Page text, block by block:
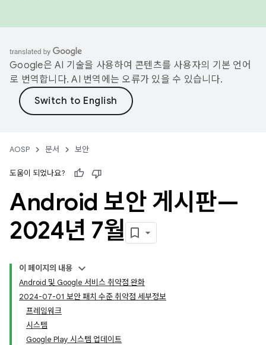
Google은 AI 기술을 사용하여 콘텐츠를 사용자의 기본 언어
로 번역합니다. AI 번역에는 오류가 있을 수 있습니다.
AOSP 문서 보안
도움이 되었나요?
Android 보안 게시판—
2024년 7월
이 페이지의 내용
Android 및 Google 서비스 취약점 완화
2024-07-01 보안 패치 수준 취약점 세부정보
프레임워크
시스템
Google Play 시스템 업데이트